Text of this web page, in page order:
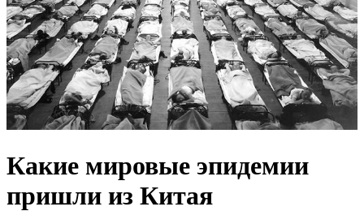
Какие мировые эпидемии
пришли из Китая